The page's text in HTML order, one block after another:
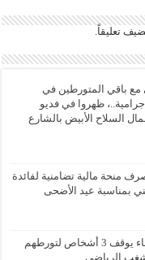
تعليقاً.
مع باقي المتورطين في
ظهروا في فديو
السلاح الأبيض بالشارع
منحة مالية تضامنية لفائدة
بمناسبة عيد الأضحى
أمن مولاي رشيد بالدار البيضاء يوقف 3 أشخاص لتورطهم
الرياضي.